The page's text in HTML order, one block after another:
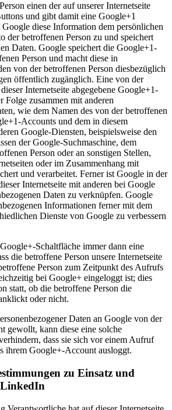
einen der auf unserer Internetseite
und gibt damit eine Google+1
diese Information dem persönlichen
der betroffenen Person zu und speichert
Daten. Google speichert die Google+1-
Person und macht diese in
von der betroffenen Person diesbezüglich
öffentlich zugänglich. Eine von der
Internetseite abgegebene Google+1-
zusammen mit anderen
wie dem Namen des von der betroffenen
Accounts und dem in diesem
Google-Diensten, beispielsweise den
der Google-Suchmaschine, dem
Person oder an sonstigen Stellen,
oder im Zusammenhang mit
und verarbeitet. Ferner ist Google in der
Internetseite mit anderen bei Google
Daten zu verknüpfen. Google
Informationen ferner mit dem
Dienste von Google zu verbessern
Schaltfläche immer dann eine
die betroffene Person unsere Internetseite
Person zum Zeitpunkt des Aufrufs
bei Google+ eingeloggt ist; dies
statt, ob die betroffene Person die
oder nicht.
Daten an Google von der
gewollt, kann diese eine solche
dass sie sich vor einem Aufruf
ihrem Google+-Account ausloggt.
zu Einsatz und